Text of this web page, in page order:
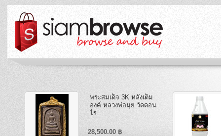
พระสมเด็จ 3K หลังเต็ม
องค์ หลวงพ่อมุ่ย วัดดอน
ไร่
28,500.00 ฿